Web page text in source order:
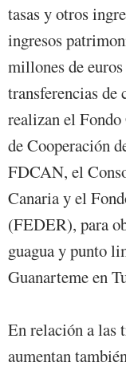
tasas y otros
ingresos
millones de
transferencias de
realizan el
de Cooperación
FDCAN, el
Canaria y el
(FEDER), para
guagua y punto
Guanarteme en
En relación a las
aumentan